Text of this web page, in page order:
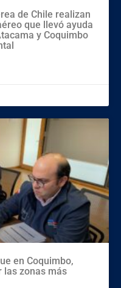
de Chile realizan
que llevó ayuda
y Coquimbo
en Coquimbo,
las zonas más